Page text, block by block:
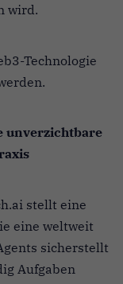
wird.
Technologie
unverzichtbare
stellt eine
eine weltweit
sicherstellt
Aufgaben